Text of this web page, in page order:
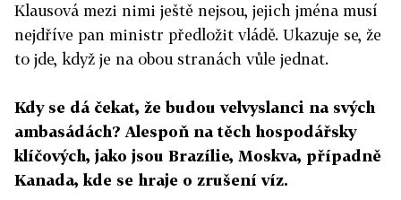
Klausová mezi nimi ještě nejsou, jejich jména musí
nejdříve pan ministr předložit vládě. Ukazuje se, že
to jde, když je na obou stranách vůle jednat.
Kdy se dá čekat, že budou velvyslanci na svých
ambasádách? Alespoň na těch hospodářsky
klíčových, jako jsou Brazílie, Moskva, případně
Kanada, kde se hraje o zrušení víz.